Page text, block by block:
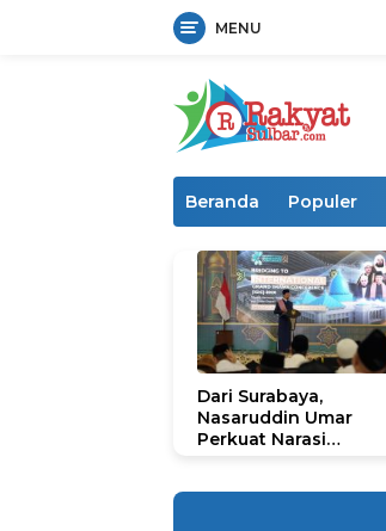
MENU
Beranda Populer
Dari Surabaya,
Nasaruddin Umar
Perkuat Narasi